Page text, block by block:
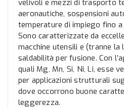
velivoli e mezzi di trasporto
aeronautiche, sospensioni
temperature di impiego fino a
Sono caratterizzate da
macchine utensili e (tranne la
saldabilità per fusione. Con
quali Mg, Mn, Si, Ni, Li, esse
per applicazioni strutturali
dove occorrono buone
leggerezza.